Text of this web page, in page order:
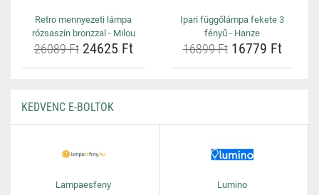
Retro mennyezeti lámpa
rózsaszín bronzzal - Milou
26089 Ft24625 Ft
Ipari függőlámpa fekete 3
fényű - Hanze
16899 Ft16779 Ft
KEDVENC E-BOLTOK
Lampaesfeny Lumino